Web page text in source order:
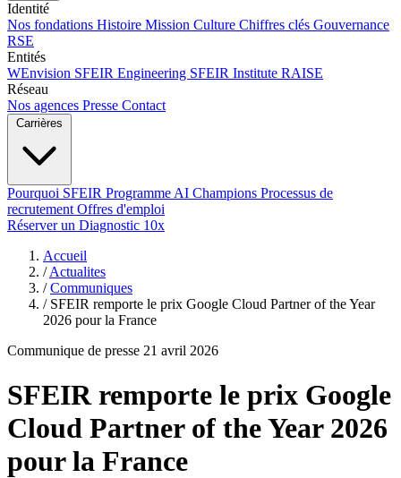
Identité
Nos fondations Histoire Mission Culture Chiffres clés Gouvernance
RSE
Entités
WEnvision SFEIR Engineering SFEIR Institute RAISE
Réseau
Nos agences Presse Contact
Carrières
Pourquoi SFEIR Programme AI Champions Processus de
recrutement Offres d'emploi
Réserver un Diagnostic 10x
Accueil
/ Actualites
/ Communiques
/ SFEIR remporte le prix Google Cloud Partner of the Year
2026 pour la France
Communique de presse 21 avril 2026
SFEIR remporte le prix Google
Cloud Partner of the Year 2026
pour la France